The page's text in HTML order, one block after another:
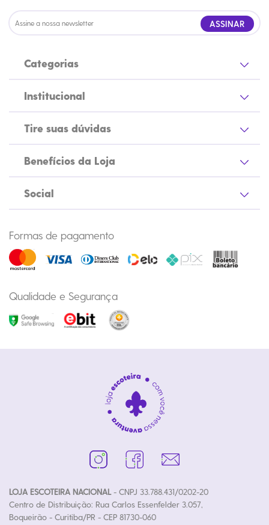
ASSINAR
Categorias
Institucional
Tire suas dúvidas
Benefícios da Loja
Social
Formas de pagamento
Qualidade e Segurança
LOJA ESCOTEIRA NACIONAL- CNPJ 33.788.431/0202-20
Centro de Distribuição: Rua Carlos Essenfelder 3.057,
Boqueirão - Curitiba/PR - CEP 81730-060